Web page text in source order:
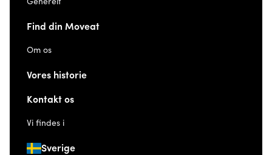
Generelt
Find din Moveat
Om os
Vores historie
Kontakt os
Vi findes i
Sverige